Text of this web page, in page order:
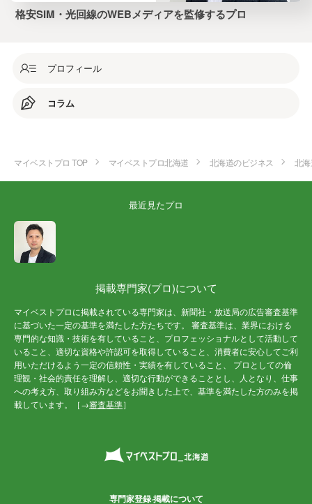
格安SIM・光回線のWEBメディアを監修するプロ
プロフィール
コラム
マイベストプロ TOP マイベストプロ北海道 北海道のビジネス 北
最近見たプロ
掲載専門家(プロ)について
マイベストプロに掲載されている専門家は、新聞社・放送局の広告審査基準
に基づいた一定の基準を満たした方たちです。 審査基準は、業界における
専門的な知識・技術を有していること、プロフェッショナルとして活動して
いること、適切な資格や許認可を取得していること、消費者に安心してご利
用いただけるよう一定の信頼性・実績を有していること、 プロとしての倫
理観・社会的責任を理解し、適切な行動ができることとし、人となり、仕事
への考え方、取り組み方などをお聞きした上で、基準を満たした方のみを掲
載しています。［→審査基準］
専門家登録·掲載について